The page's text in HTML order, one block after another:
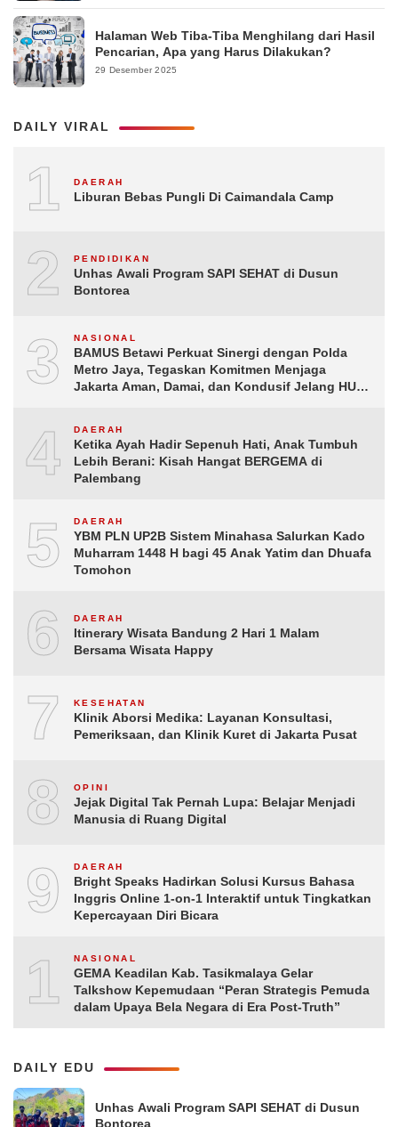
Halaman Web Tiba-Tiba Menghilang dari Hasil
Pencarian, Apa yang Harus Dilakukan?
29 Desember 2025
DAILY VIRAL
1 DAERAH
Liburan Bebas Pungli Di Caimandala Camp
2 PENDIDIKAN
Unhas Awali Program SAPI SEHAT di Dusun
Bontorea
3 NASIONAL
BAMUS Betawi Perkuat Sinergi dengan Polda
Metro Jaya, Tegaskan Komitmen Menjaga
Jakarta Aman, Damai, dan Kondusif Jelang HUT
4 DAERAH
Ketika Ayah Hadir Sepenuh Hati, Anak Tumbuh
Lebih Berani: Kisah Hangat BERGEMA di
Palembang
5 DAERAH
YBM PLN UP2B Sistem Minahasa Salurkan Kado
Muharram 1448 H bagi 45 Anak Yatim dan Dhuafa
Tomohon
6 DAERAH
Itinerary Wisata Bandung 2 Hari 1 Malam
Bersama Wisata Happy
7 KESEHATAN
Klinik Aborsi Medika: Layanan Konsultasi,
Pemeriksaan, dan Klinik Kuret di Jakarta Pusat
8 OPINI
Jejak Digital Tak Pernah Lupa: Belajar Menjadi
Manusia di Ruang Digital
9 DAERAH
Bright Speaks Hadirkan Solusi Kursus Bahasa
Inggris Online 1-on-1 Interaktif untuk Tingkatkan
Kepercayaan Diri Bicara
10NASIONAL
GEMA Keadilan Kab. Tasikmalaya Gelar
Talkshow Kepemudaan “Peran Strategis Pemuda
dalam Upaya Bela Negara di Era Post-Truth”
DAILY EDU
Unhas Awali Program SAPI SEHAT di Dusun
Bontorea